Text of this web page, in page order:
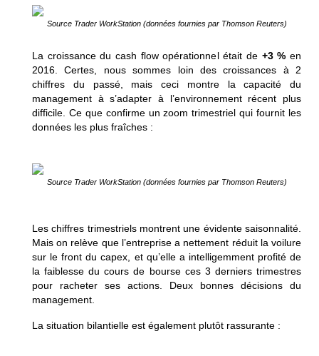
Source Trader WorkStation (données fournies par Thomson Reuters)
La croissance du cash flow opérationnel était de +3 % en
2016. Certes, nous sommes loin des croissances à 2
chiffres du passé, mais ceci montre la capacité du
management à s’adapter à l’environnement récent plus
difficile. Ce que confirme un zoom trimestriel qui fournit les
données les plus fraîches :
Source Trader WorkStation (données fournies par Thomson Reuters)
Les chiffres trimestriels montrent une évidente saisonnalité.
Mais on relève que l’entreprise a nettement réduit la voilure
sur le front du capex, et qu’elle a intelligemment profité de
la faiblesse du cours de bourse ces 3 derniers trimestres
pour racheter ses actions. Deux bonnes décisions du
management.
La situation bilantielle est également plutôt rassurante :